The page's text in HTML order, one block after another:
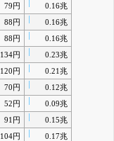
79円
0.16兆
88円
0.16兆
88円
0.16兆
134円
0.23兆
120円
0.21兆
70円
0.12兆
52円
0.09兆
91円
0.15兆
104円
0.17兆